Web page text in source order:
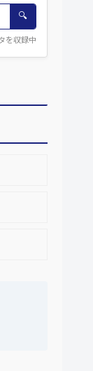
🔍
を収録中